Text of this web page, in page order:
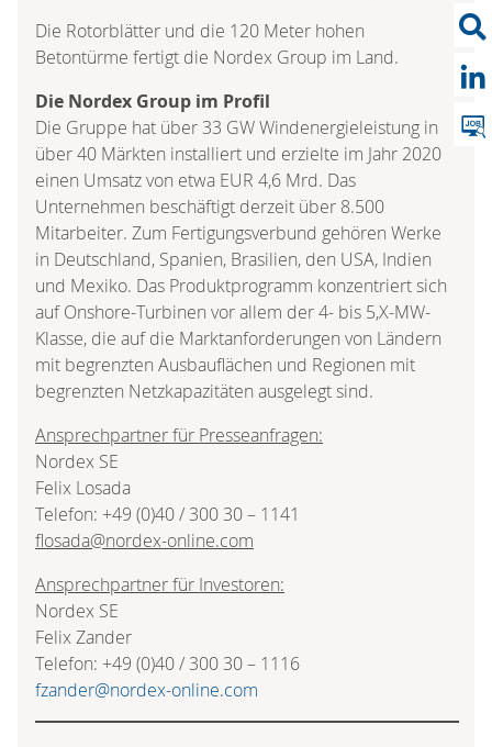
Die Rotorblätter und die 120 Meter hohen
Betontürme fertigt die Nordex Group im Land.
Die Nordex Group im Profil
Die Gruppe hat über 33 GW Windenergieleistung in
über 40 Märkten installiert und erzielte im Jahr 2020
einen Umsatz von etwa EUR 4,6 Mrd. Das
Unternehmen beschäftigt derzeit über 8.500
Mitarbeiter. Zum Fertigungsverbund gehören Werke
in Deutschland, Spanien, Brasilien, den USA, Indien
und Mexiko. Das Produktprogramm konzentriert sich
auf Onshore-Turbinen vor allem der 4- bis 5,X-MW-
Klasse, die auf die Marktanforderungen von Ländern
mit begrenzten Ausbauflächen und Regionen mit
begrenzten Netzkapazitäten ausgelegt sind.
Ansprechpartner für Presseanfragen:
Nordex SE
Felix Losada
Telefon: +49 (0)40 / 300 30 – 1141
flosada@nordex-online.com
Ansprechpartner für Investoren:
Nordex SE
Felix Zander
Telefon: +49 (0)40 / 300 30 – 1116
fzander@nordex-online.com